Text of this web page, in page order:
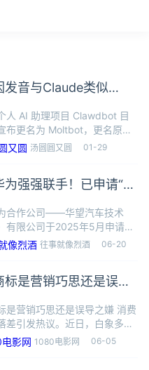
发音与Claude类似
人 AI 助理项目 Clawdbot 目
布更名为 Moltbot，更名原因
以商标问题为由要求其更
本身与 Claude 并没
汤圆圆又圆 01-29
为强强联手！已申请“广
合作公司——华望汽车技术
有限公司于2025年5月申请注
广为”“启境”“至境”“元方”等商
汽车成立于2025年3月，由广
资本
往事就像烈酒 06-20
标是营销巧思还是误导
是营销巧思还是误导之嫌 消费
差引发热议。近日，白象多半
的“多半”是商标这一话题在网
热议。许多消费者在购买时原
1080电影网 06-05